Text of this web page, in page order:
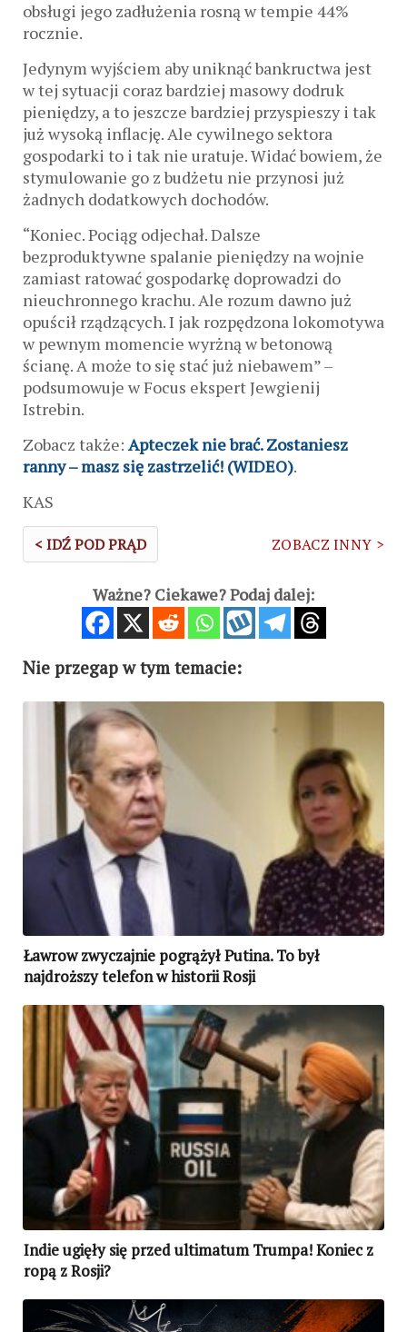
obsługi jego zadłużenia rosną w tempie 44%
rocznie.
Jedynym wyjściem aby uniknąć bankructwa jest
w tej sytuacji coraz bardziej masowy dodruk
pieniędzy, a to jeszcze bardziej przyspieszy i tak
już wysoką inflację. Ale cywilnego sektora
gospodarki to i tak nie uratuje. Widać bowiem, że
stymulowanie go z budżetu nie przynosi już
żadnych dodatkowych dochodów.
“Koniec. Pociąg odjechał. Dalsze
bezproduktywne spalanie pieniędzy na wojnie
zamiast ratować gospodarkę doprowadzi do
nieuchronnego krachu. Ale rozum dawno już
opuścił rządzących. I jak rozpędzona lokomotywa
w pewnym momencie wyrżną w betonową
ścianę. A może to się stać już niebawem” –
podsumowuje w Focus ekspert Jewgienij
Istrebin.
Zobacz także: Apteczek nie brać. Zostaniesz
ranny – masz się zastrzelić! (WIDEO).
KAS
< IDŹ POD PRĄD ZOBACZ INNY >
Ważne? Ciekawe? Podaj dalej:
Nie przegap w tym temacie:
Ławrow zwyczajnie pogrążył Putina. To był
najdroższy telefon w historii Rosji
Indie ugięły się przed ultimatum Trumpa! Koniec z
ropą z Rosji?